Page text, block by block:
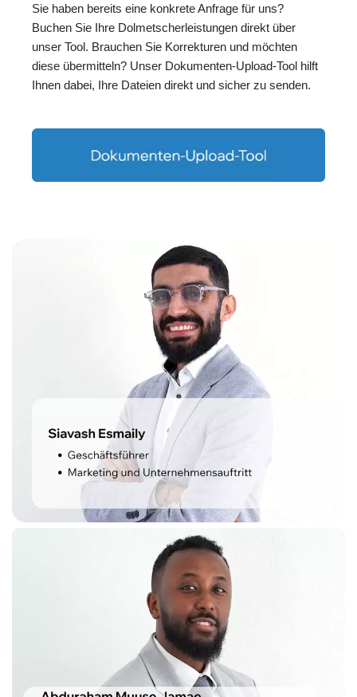
Sie haben bereits eine konkrete Anfrage für uns?
Buchen Sie Ihre Dolmetscherleistungen direkt über
unser Tool. Brauchen Sie Korrekturen und möchten
diese übermitteln? Unser Dokumenten-Upload-Tool hilft
Ihnen dabei, Ihre Dateien direkt und sicher zu senden.